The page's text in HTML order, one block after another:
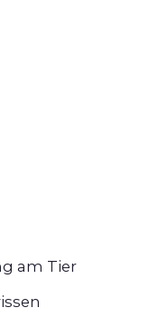
am Tier